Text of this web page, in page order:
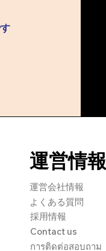
​運営情報
​運営会社情報
よくある質問
採用情報
Contact us
การติดต่อสอบถาม